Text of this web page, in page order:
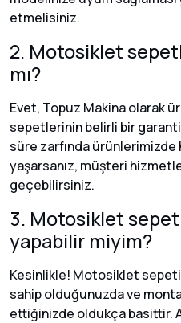
etmelisiniz.
2. Motosiklet
mı?
Evet, Topuz Makina olarak
sepetlerinin belirli bir
süre zarfında ürünlerimizde
yaşarsanız, müşteri
geçebilirsiniz.
3. Motosiklet
yapabilir miyim?
Kesinlikle! Motosiklet
sahip olduğunuzda ve
ettiğinizde oldukça basittir.